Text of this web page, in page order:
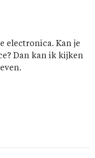
electronica. Kan je
Dan kan ik kijken